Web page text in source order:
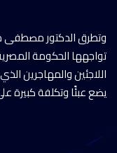
وتطرق الدكتور مصطفى
تواجهها الحكومة
يضع عبئًا وتكلفة كبيرة